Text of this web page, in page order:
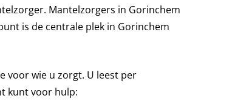
Mantelzorgers in Gorinchem
is de centrale plek in Gorinchem
voor wie u zorgt. U leest per
kunt voor hulp: